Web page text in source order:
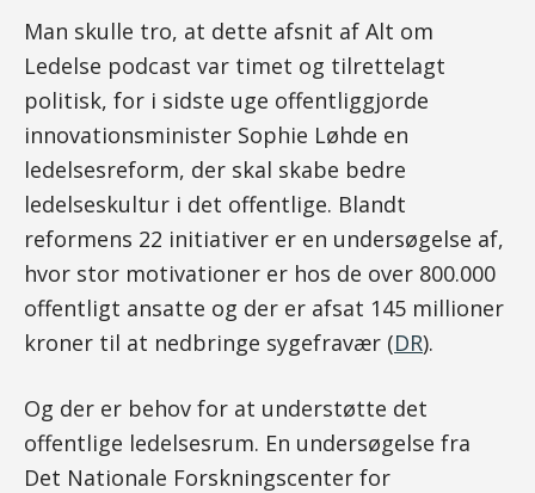
Man skulle tro, at dette afsnit af Alt om
Ledelse podcast var timet og tilrettelagt
politisk, for i sidste uge offentliggjorde
innovationsminister Sophie Løhde en
ledelsesreform, der skal skabe bedre
ledelseskultur i det offentlige. Blandt
reformens 22 initiativer er en undersøgelse af,
hvor stor motivationer er hos de over 800.000
offentligt ansatte og der er afsat 145 millioner
kroner til at nedbringe sygefravær (DR).
Og der er behov for at understøtte det
offentlige ledelsesrum. En undersøgelse fra
Det Nationale Forskningscenter for